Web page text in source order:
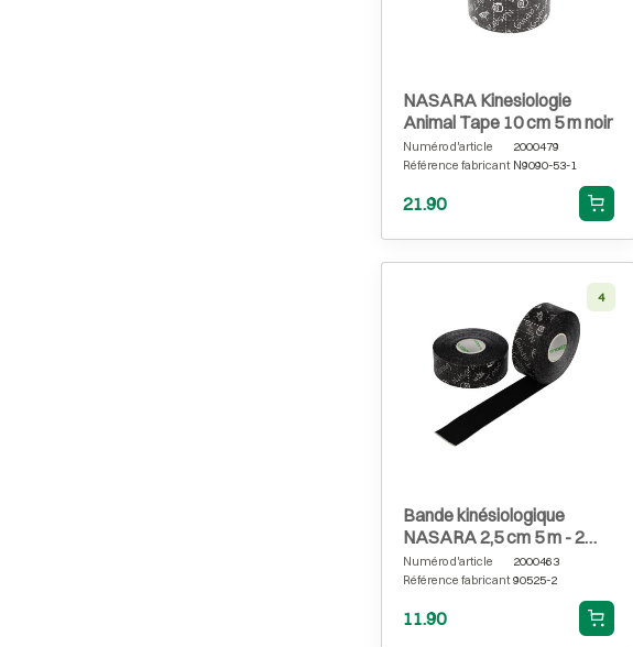
NASARA Kinesiologie
Animal Tape 10 cm 5 m noir
Numéro d'article
2000479
Référence fabricant N9090-53-1
21.90
4
Bande kinésiologique
NASARA 2,5 cm 5 m - 2
rouleaux noirs
Numéro d'article
2000463
Référence fabricant 90525-2
11.90